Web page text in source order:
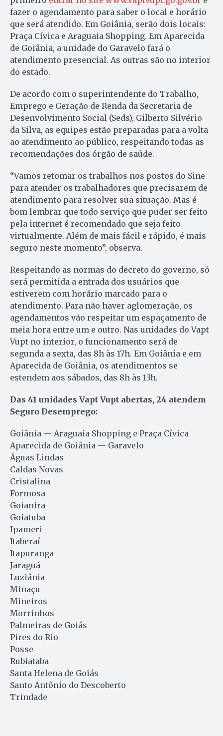
fazer o agendamento para saber o local e horário
que será atendido. Em Goiânia, serão dois locais:
Praça Cívica e Araguaia Shopping. Em Aparecida
de Goiânia, a unidade do Garavelo fará o
atendimento presencial. As outras são no interior
do estado.
De acordo com o superintendente do Trabalho,
Emprego e Geração de Renda da Secretaria de
Desenvolvimento Social (Seds), Gilberto Silvério
da Silva, as equipes estão preparadas para a volta
ao atendimento ao público, respeitando todas as
recomendações dos órgão de saúde.
“Vamos retomar os trabalhos nos postos do Sine
para atender os trabalhadores que precisarem de
atendimento para resolver sua situação. Mas é
bom lembrar que todo serviço que puder ser feito
pela internet é recomendado que seja feito
virtualmente. Além de mais fácil e rápido, é mais
seguro neste momento”, observa.
Respeitando as normas do decreto do governo, só
será permitida a entrada dos usuários que
estiverem com horário marcado para o
atendimento. Para não haver aglomeração, os
agendamentos vão respeitar um espaçamento de
meia hora entre um e outro. Nas unidades do Vapt
Vupt no interior, o funcionamento será de
segunda a sexta, das 8h às 17h. Em Goiânia e em
Aparecida de Goiânia, os atendimentos se
estendem aos sábados, das 8h às 13h.
Das 41 unidades Vapt Vupt abertas, 24 atendem
Seguro Desemprego:
Goiânia — Araguaia Shopping e Praça Cívica
Aparecida de Goiânia — Garavelo
Águas Lindas
Caldas Novas
Cristalina
Formosa
Goianira
Goiatuba
Ipameri
Itaberaí
Itapuranga
Jaraguá
Luziânia
Minaçu
Mineiros
Morrinhos
Palmeiras de Goiás
Pires do Rio
Posse
Rubiataba
Santa Helena de Goiás
Santo Antônio do Descoberto
Trindade